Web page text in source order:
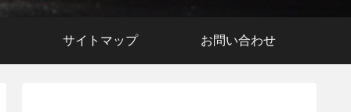
サイトマップ お問い合わせ